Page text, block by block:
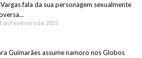
fala da sua personagem sexualmente
on Fevereiro 16, 2022
Guimarães assume namoro nos Globos